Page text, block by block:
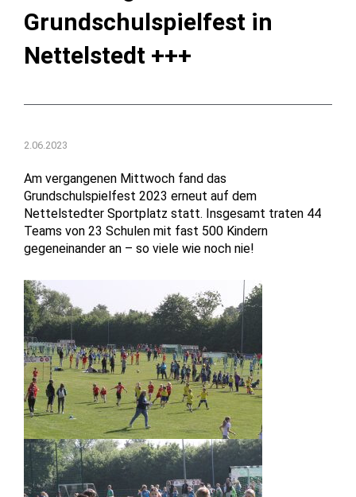
Grundschulspielfest in
Nettelstedt +++
2.06.2023
Am vergangenen Mittwoch fand das
Grundschulspielfest 2023 erneut auf dem
Nettelstedter Sportplatz statt. Insgesamt traten 44
Teams von 23 Schulen mit fast 500 Kindern
gegeneinander an – so viele wie noch nie!